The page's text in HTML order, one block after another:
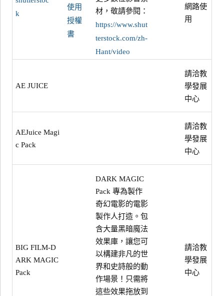
k
使用
授權
書
材，敬請參閱：
https://www.shut
terstock.com/zh-
Hant/video
網路使
用
AE JUICE
請洽教
學發展
中心
AEJuice Magi
c Pack
請洽教
學發展
中心
BIG FILM-D
ARK MAGIC
Pack
DARK MAGIC
Pack 專為製作
奇幻電影的電影
製作人打造。包
含大量黑暗魔法
效果庫，讓您可
以構建非凡的世
界和史詩般的動
作場景！只需將
這些效果拖放到
請洽教
學發展
中心